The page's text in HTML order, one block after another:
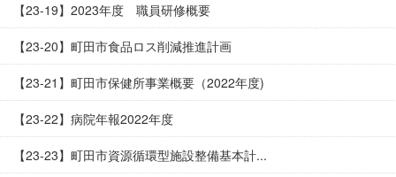
【23-19】2023年度 職員研修概要
【23-20】町田市食品ロス削減推進計画
【23-21】町田市保健所事業概要（2022年度)
【23-22】病院年報2022年度
【23-23】町田市資源循環型施設整備基本計...